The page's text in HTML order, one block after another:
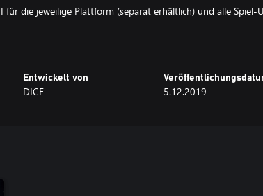
für die jeweilige Plattform (separat erhältlich) und alle Spiel-
Entwickelt von
DICE 5.12.2019